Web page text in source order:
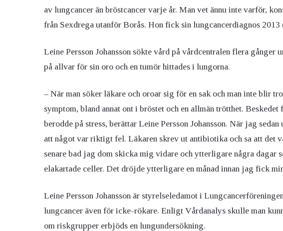
av lungcancer än bröstcancer varje år. Man vet ännu inte varför,
från Sexdrega utanför Borås. Hon fick sin lungcancerdiagnos
Leine Persson Johansson sökte vård på vårdcentralen flera gånger
på allvar för sin oro och en tumör hittades i lungorna.
– När man söker läkare och oroar sig för en sak och man inte blir
symptom, bland annat ont i bröstet och en allmän trötthet.
berodde på stress, berättar Leine Persson Johansson. När jag
att något var riktigt fel. Läkaren skrev ut antibiotika och sa att det
senare bad jag dom skicka mig vidare och ytterligare några dagar
elakartade celler. Det dröjde ytterligare en månad innan jag fick
Leine Persson Johansson är styrelseledamot i
lungcancer även för icke-rökare. Enligt Vårdanalys skulle man
om riskgrupper erbjöds en lungundersökning.